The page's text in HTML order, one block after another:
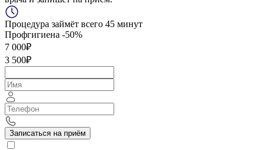
Процедура займёт всего 45 минут
Профгигиена -50%
7 000₽
3 500₽
Записаться на приём